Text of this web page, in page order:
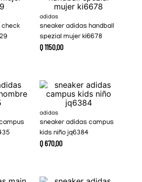
adidas
sneaker adidas handball
spezial mujer ki6678
Q1150.00
adidas
sneaker adidas campus
kids niño jq6384
Q670.00